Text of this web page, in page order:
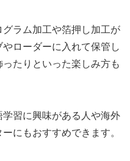
ラム加工や箔押し加工が
ローダーに入れて保管し
たりといった楽しみ方も
習に興味がある人や海外
にもおすすめできます。